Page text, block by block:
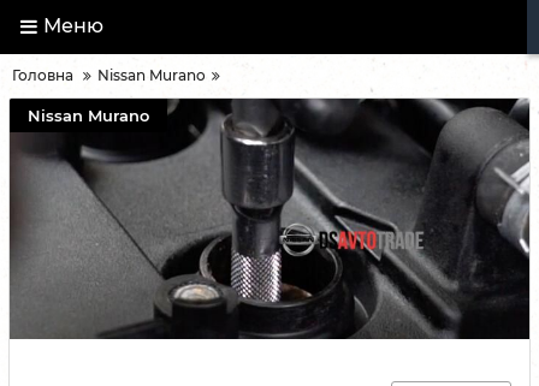
Меню
Головна Nissan Murano
Nissan Murano